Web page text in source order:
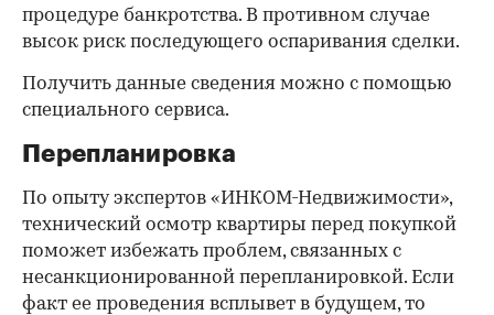
процедуре банкротства. В противном случае
высок риск последующего оспаривания сделки.
Получить данные сведения можно с помощью
специального сервиса.
Перепланировка
По опыту экспертов «ИНКОМ-Недвижимости»,
технический осмотр квартиры перед покупкой
поможет избежать проблем, связанных с
несанкционированной перепланировкой. Если
факт ее проведения всплывет в будущем, то